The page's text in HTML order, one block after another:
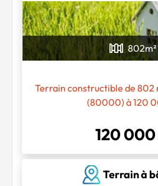
802m²
Terrain constructible de 802
(80000) à 120
120
Terrain à